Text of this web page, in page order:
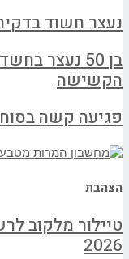
נעצר חשוד בדקירתו
בן 50 נעצר
הקשישה
פגיעה קשה
הצהבת
טיילור מלקוב
2026